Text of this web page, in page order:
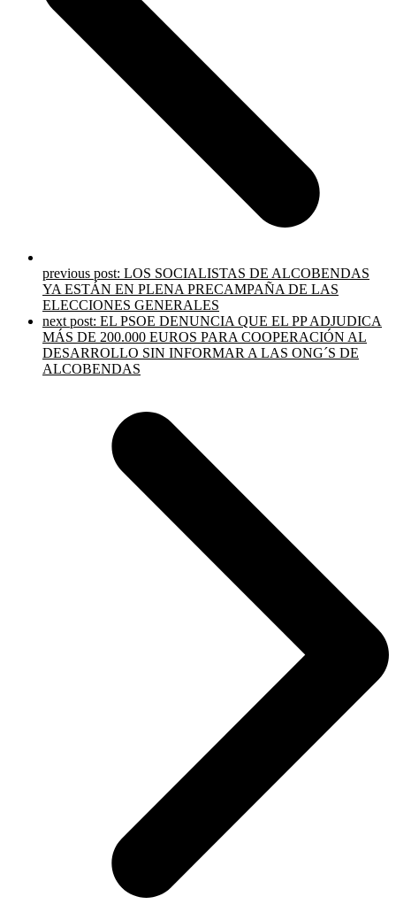
previous post: LOS SOCIALISTAS DE ALCOBENDAS
YA ESTÁN EN PLENA PRECAMPAÑA DE LAS
ELECCIONES GENERALES
next post: EL PSOE DENUNCIA QUE EL PP ADJUDICA
MÁS DE 200.000 EUROS PARA COOPERACIÓN AL
DESARROLLO SIN INFORMAR A LAS ONG´S DE
ALCOBENDAS